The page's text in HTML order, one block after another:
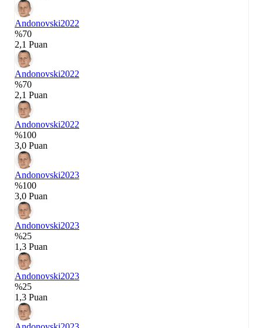
Andonovski2022
%70
2,1 Puan
Andonovski2022
%70
2,1 Puan
Andonovski2022
%100
3,0 Puan
Andonovski2023
%100
3,0 Puan
Andonovski2023
%25
1,3 Puan
Andonovski2023
%25
1,3 Puan